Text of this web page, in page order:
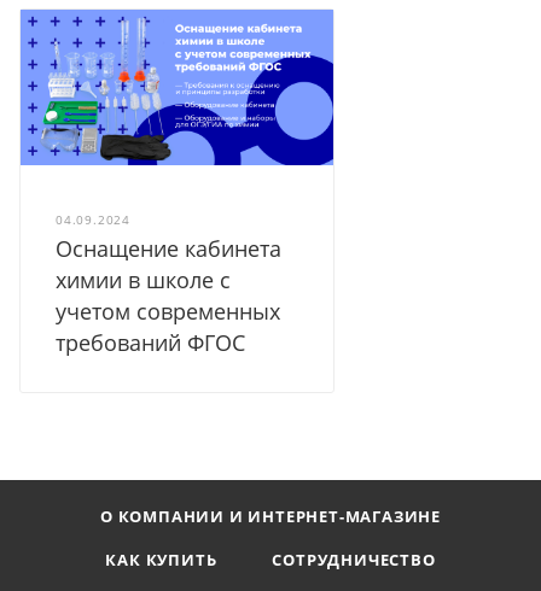
04.09.2024
Оснащение кабинета
химии в школе с
учетом современных
требований ФГОС
О КОМПАНИИ И ИНТЕРНЕТ-МАГАЗИНЕ
КАК КУПИТЬ
СОТРУДНИЧЕСТВО